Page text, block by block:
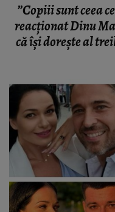
”Copiii sunt ceea
reacționat Dinu
că își dorește al